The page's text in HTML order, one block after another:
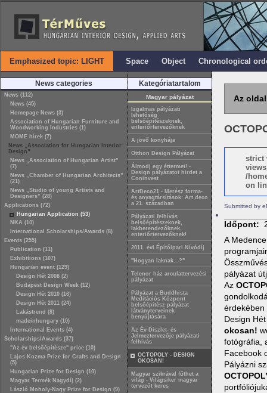
Emphasized topic: LIGHT Space Object Chronological
News categories
News (112)
News (45)
Homepage News (3)
Association of Hungarian Furniture and
Woodworking Industries (1)
MOME hírek (7)
News „Association for Hungarian Interior
Design”
News „Association of Hungarian Artist”
(7)
News „Chamber of Hungarian Architects”
(21)
News „Studio of young Artists and
Designers” (28)
Applications (72)
Hungarian Application (53)
NKA (10)
International Scholarships/Awards (8)
Events (255)
Publication (11)
Exhibitions (107)
Hungarian event (129)
Design Hét 2008 (2)
Budapest Design Week (12)
Design Hét 2010 (16)
Design Hét 2011 (24)
Lakástrend (8)
madeinhungary (10)
International Events (4)
Scholarships/Awards (37)
"Az év belsőépítésze" price (10)
Lajos Kozma Prize for Crafts and Design
(5)
Hungarian Prize for Design (10)
Magyar Termék Nagydíj (2)
László Moholy-Nagy Prize for Design (9)
Kategóriatartalom
Magyar pályázat
Izgalmas pályázati
lehetőség
belsőépítészeknek,
enteriőrtervezőknek
A jövő konyhája
Otthon Design Pályázat
Álmodj egy éttermet! -
Design pályázatot hirdet a
Coninvest
ArtDeco21 - Merész forma-
és anyagtársítások: Art deco
a 21. században
Pályázati felhívás
belsőépítészeknek,
lakberendezőknek,
enteriőrtervezőknek!
2011. évi Építőipari Nívódíj
"Hogyan laknak…?"
Telenor ház arculattervezési
pályázat
Pályázat a Buddhista
Meditációs Központ
belsőépítész pályázat
látványterveinek
benyújtására
Az Év Díszlet- és
Jelmeztervezője pályázati
felhívás
OCTOPOLY - DESIGN
OKOSAN!
Magyar szikrával fűthet a
világ - Világsiker magyar
tervezőt keres
Az
strict
/
on
Submitted by
Időpont:
A
pályázat
Az
érdekében
Design
okosan!
fotógráfia,
Facebook
Pályázni